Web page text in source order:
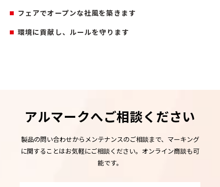
フェアでオープンな社風を築きます
環境に貢献し、ルールを守ります
アルマークへご相談ください
製品の問い合わせからメンテナンスのご相談まで、マーキング
に関することはお気軽にご相談ください。オンライン商談も可
能です。